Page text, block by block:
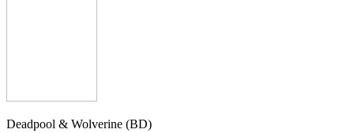
Deadpool & Wolverine (BD)